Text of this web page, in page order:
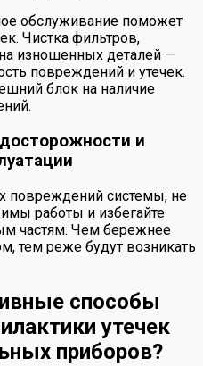
обслуживание поможет
Чистка фильтров,
изношенных деталей —
повреждений и утечек.
блок на наличие
и
повреждений системы, не
работы и избегайте
частям. Чем бережнее
тем реже будут возникать
способы
утечек
приборов?